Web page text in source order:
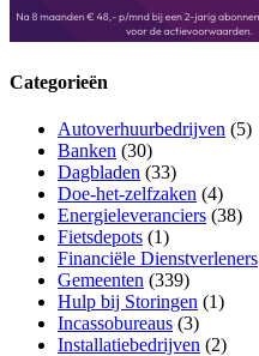
Categorieën
Autoverhuurbedrijven (5)
Banken (30)
Dagbladen (33)
Doe-het-zelfzaken (4)
Energieleveranciers (38)
Fietsdepots (1)
Financiële Dienstverleners
Gemeenten (339)
Hulp bij Storingen (1)
Incassobureaus (3)
Installatiebedrijven (2)